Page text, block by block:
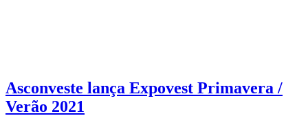
Asconveste lança Expovest Primavera /
Verão 2021